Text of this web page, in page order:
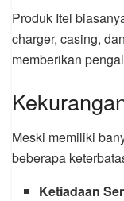
Produk Itel
charger, casing,
memberikan
Meski memiliki
beberapa
Ketiadaan